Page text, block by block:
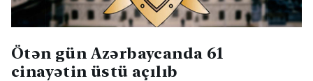
Ötən gün Azərbaycanda 61
cinayətin üstü açılıb